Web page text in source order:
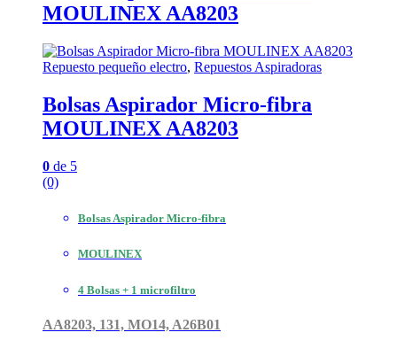
MOULINEX AA8203
Repuesto pequeño electro, Repuestos Aspiradoras
Bolsas Aspirador Micro-fibra
MOULINEX AA8203
0 de 5
(0)
Bolsas Aspirador Micro-fibra
MOULINEX
4 Bolsas + 1 microfiltro
AA8203, 131, MO14, A26B01